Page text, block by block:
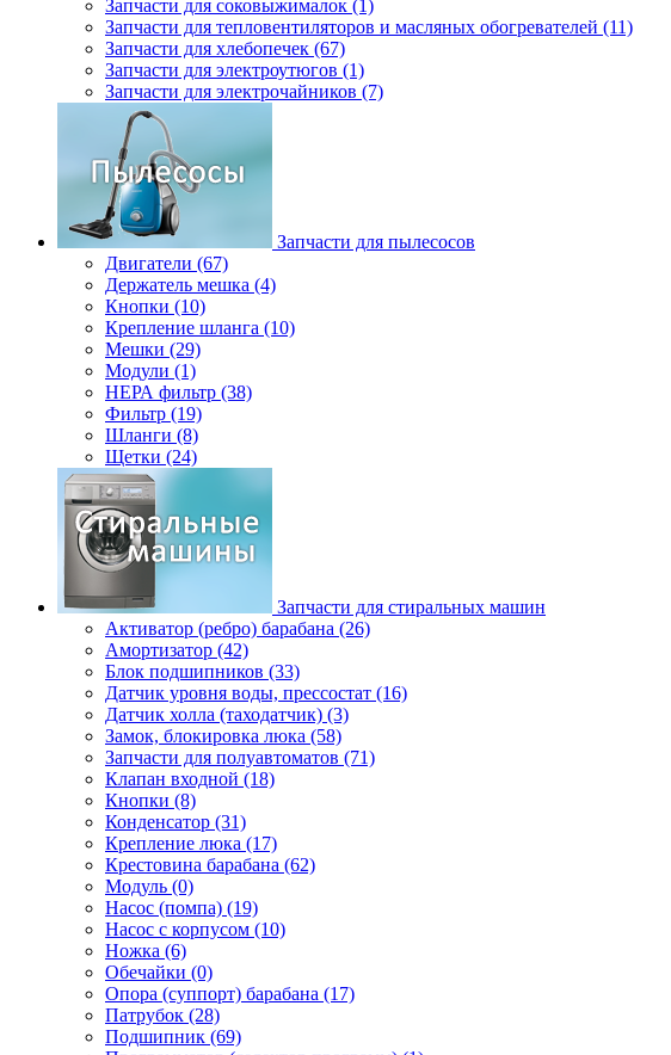
Запчасти для соковыжималок (1)
Запчасти для тепловентиляторов и масляных обогревателей (11)
Запчасти для хлебопечек (67)
Запчасти для электроутюгов (1)
Запчасти для электрочайников (7)
Запчасти для пылесосов
Двигатели (67)
Держатель мешка (4)
Кнопки (10)
Крепление шланга (10)
Мешки (29)
Модули (1)
НЕРА фильтр (38)
Фильтр (19)
Шланги (8)
Щетки (24)
Запчасти для стиральных машин
Активатор (ребро) барабана (26)
Амортизатор (42)
Блок подшипников (33)
Датчик уровня воды, прессостат (16)
Датчик холла (таходатчик) (3)
Замок, блокировка люка (58)
Запчасти для полуавтоматов (71)
Клапан входной (18)
Кнопки (8)
Конденсатор (31)
Крепление люка (17)
Крестовина барабана (62)
Модуль (0)
Насос (помпа) (19)
Насос c корпусом (10)
Ножка (6)
Обечайки (0)
Опора (суппорт) барабана (17)
Патрубок (28)
Подшипник (69)